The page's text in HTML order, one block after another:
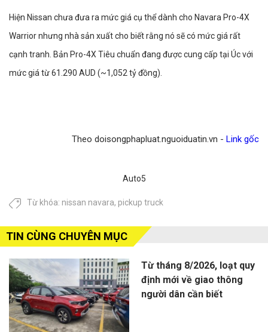
Hiện Nissan chưa đưa ra mức giá cụ thể dành cho Navara Pro-4X
Warrior nhưng nhà sản xuất cho biết rằng nó sẽ có mức giá rất
cạnh tranh. Bản Pro-4X Tiêu chuẩn đang được cung cấp tại Úc với
mức giá từ 61.290 AUD (~1,052 tỷ đồng).
Theo doisongphapluat.nguoiduatin.vn - Link gốc
Auto5
Từ khóa: nissan navara, pickup truck
TIN CÙNG CHUYÊN MỤC
Từ tháng 8/2026, loạt quy
định mới về giao thông
người dân cần biết